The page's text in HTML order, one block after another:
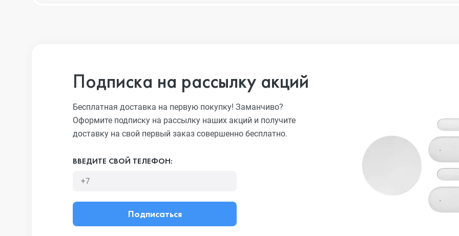
Подписка на рассылку акций
Бесплатная доставка на первую покупку! Заманчиво?
Оформите подписку на рассылку наших акций и получите
доставку на свой первый заказ совершенно бесплатно.
ВВЕДИТЕ СВОЙ ТЕЛЕФОН:
Подписаться